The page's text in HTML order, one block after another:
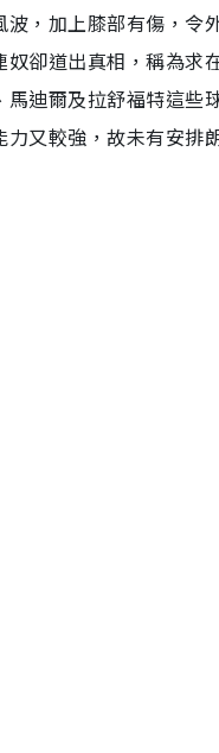
波，加上膝部有傷，令
奴卻道出真相，稱為求
馬迪爾及拉舒福特這些
又較強，故未有安排